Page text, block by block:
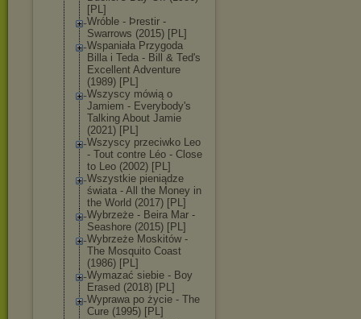
[PL]
Wróble - Þrestir -
Swarrows (2015) [PL]
Wspaniała Przygoda
Billa i Teda - Bill & Ted's
Excellent Adventure
(1989) [PL]
Wszyscy mówią o
Jamiem - Everybody's
Talking About Jamie
(2021) [PL]
Wszyscy przeciwko Leo
- Tout contre Léo - Close
to Leo (2002) [PL]
Wszystkie pieniądze
świata - All the Money in
the World (2017) [PL]
Wybrzeże - Beira Mar -
Seashore (2015) [PL]
Wybrzeże Moskitów -
The Mosquito Coast
(1986) [PL]
Wymazać siebie - Boy
Erased (2018) [PL]
Wyprawa po życie - The
Cure (1995) [PL]